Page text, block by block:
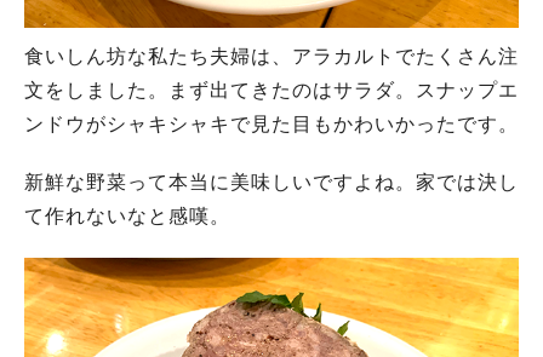
食いしん坊な私たち夫婦は、アラカルトでたくさん注
文をしました。まず出てきたのはサラダ。スナップエ
ンドウがシャキシャキで見た目もかわいかったです。
新鮮な野菜って本当に美味しいですよね。家では決し
て作れないなと感嘆。